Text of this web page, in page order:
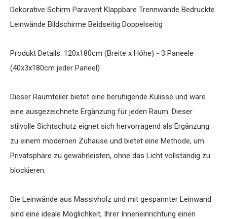
Dekorative Schirm Paravent Klappbare Trennwände Bedruckte
Leinwände Bildschirme Beidseitig Doppelseitig
Produkt Details: 120x180cm (Breite x Höhe) - 3 Paneele
(40x3x180cm jeder Paneel)
Dieser Raumteiler bietet eine beruhigende Kulisse und wäre
eine ausgezeichnete Ergänzung für jeden Raum. Dieser
stilvolle Sichtschutz eignet sich hervorragend als Ergänzung
zu einem modernen Zuhause und bietet eine Methode, um
Privatsphäre zu gewährleisten, ohne das Licht vollständig zu
blockieren.
Die Leinwände aus Massivholz und mit gespannter Leinwand
sind eine ideale Möglichkeit, Ihrer Inneneinrichtung einen